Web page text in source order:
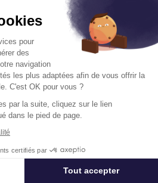
nous nous engageons à
de l'espace parfait pour
nos annonces de
ou à vendre en France
votre entreprise.
de locaux en France présentent
concernant l’actif, des
pour
des
navigation
les plus adaptées afin de vous offrir la
C'est OK pour vous ?
par la suite, cliquez sur le lien
dans le pied de page.
certifiés par
Tout accepter